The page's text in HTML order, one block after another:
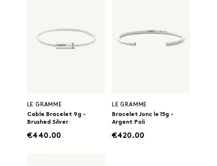
LE GRAMME
Cable Bracelet 9g -
Brushed Silver
€440.00
LE GRAMME
Bracelet Jonc le 15g -
Argent Poli
€420.00